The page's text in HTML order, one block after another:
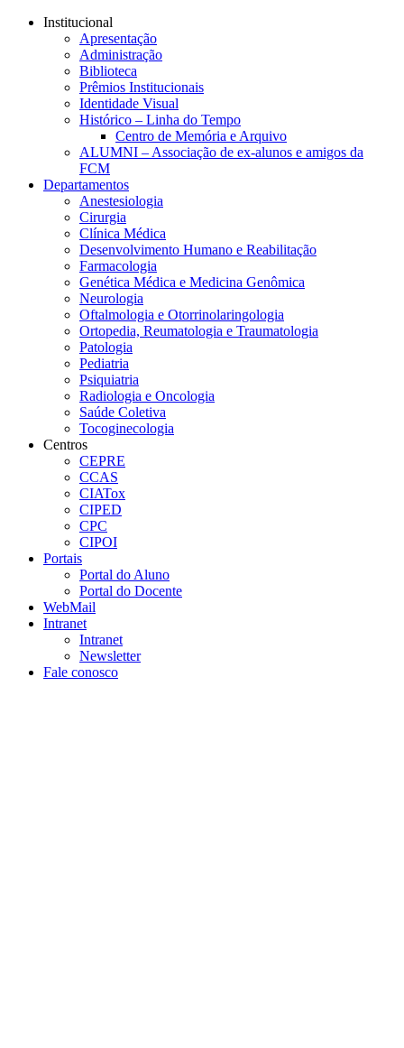
Conteúdo principal
Institucional
Apresentação
Administração
Biblioteca
Prêmios Institucionais
Identidade Visual
Histórico – Linha do Tempo
Centro de Memória e Arquivo
ALUMNI – Associação de ex-alunos e amigos da
FCM
Departamentos
Anestesiologia
Cirurgia
Clínica Médica
Desenvolvimento Humano e Reabilitação
Farmacologia
Genética Médica e Medicina Genômica
Neurologia
Oftalmologia e Otorrinolaringologia
Ortopedia, Reumatologia e Traumatologia
Patologia
Pediatria
Psiquiatria
Radiologia e Oncologia
Saúde Coletiva
Tocoginecologia
Centros
CEPRE
CCAS
CIATox
CIPED
CPC
CIPOI
Portais
Portal do Aluno
Portal do Docente
WebMail
Intranet
Intranet
Newsletter
Fale conosco